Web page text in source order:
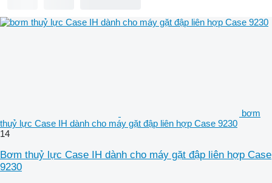
bơm
thuỷ lực Case IH dành cho máy gặt đập liên hợp Case 9230
14
Bơm thuỷ lực Case IH dành cho máy gặt đập liên hợp Case
9230